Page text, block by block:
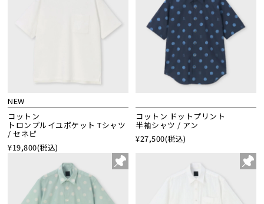
NEW
コットン
トロンプルイユポケット Tシャツ
/ セネピ
¥19,800(税込)
コットン ドットプリント
半袖シャツ / アン
¥27,500(税込)